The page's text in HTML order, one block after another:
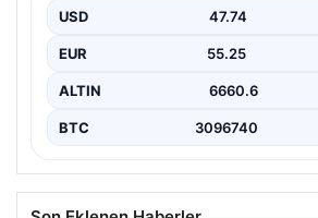
iletişim oluşturması ciddi bir değer
Halen birçok…
USD 47.74
EUR 55.25
ALTIN 6660.6
BTC 3096740